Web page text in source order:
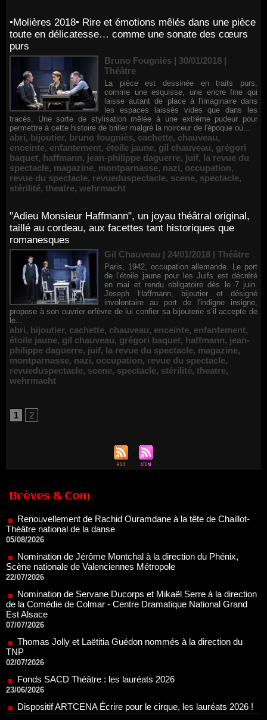
•Molières 2018• Rire et émotions mêlés dans une pièce
toute en délicatesse… comme une sonate des cœurs
purs
Bruno Fougniès | 30/01/2018 |
Théâtre
La pièce est dessinée en traits purs,
comme une esquisse, une encre fine qui
laisse autant de place à l'imaginaire dans
les espaces laissés vides que dans les
tracés. Une sorte de stylisation mêlée à une extrême pudeur pour
permettre à cette histoire de briller malgré la noirceur de l'époque où...
abri, bijoutier, bruno fougniès, cachette, chauveau,
enceinte, enfantement, étoile jaune, gil chauveau, grégori
baquet, haffmann, jean-philippe daguerre, juif, la revue du
spectacle, magazine, montparnasse, nazi, occupation,
revue du spectacle, revueduspectacle, scene, spectacle,
stérilité, theatre, wehrmacht
"Adieu Monsieur Haffmann", un joyau théâtral original,
taillé au cordeau, aux facettes tant historiques que
romanesques
Gil Chauveau | 24/01/2018 | Théâtre
Paris, 1942, occupation allemande. Le port
de l’étoile jaune pour les Juifs est décrété
en mai et rendu obligatoire dès le 7 juin.
Joseph Haffmann, bijoutier et désigné
involontaire au port de l'indigne insigne,
propose à son ouvrier orfèvre de lui confier sa bijouterie s’il accepte de
le...
abri, bijoutier, cachette, chauveau, enceinte, enfantement,
étoile jaune, gil chauveau, grégori baquet, haffmann, jean-
philippe daguerre, juif, la revue du spectacle, magazine,
montparnasse, nazi, occupation, revue du spectacle,
revueduspectacle, scene, spectacle, stérilité, theatre,
wehrmacht
1 2
Brèves & Com
Théâtre national de la danse
Nomination de Jérôme Montchal à la direction du Phénix,
Scène nationale de Valenciennes Métropole
22/07/2026
Nomination de Servane Ducorps et Mikaël Serre à la direction
de la Comédie de Colmar - Centre Dramatique National Grand
Est Alsace
Thomas Jolly et Laëtitia Guédon nommés à la direction du
TNP
02/07/2026
Fonds SACD Théâtre : les lauréats 2026
23/06/2026
20/06/2026
18/06/2026